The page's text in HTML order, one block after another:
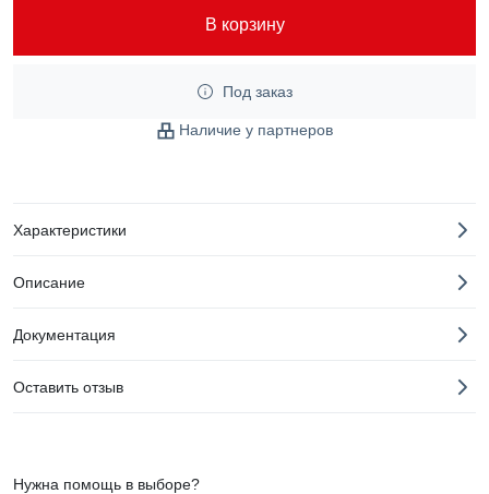
В корзину
Под заказ
Наличие у партнеров
Характеристики
Описание
Документация
Оставить отзыв
Нужна помощь в выборе?